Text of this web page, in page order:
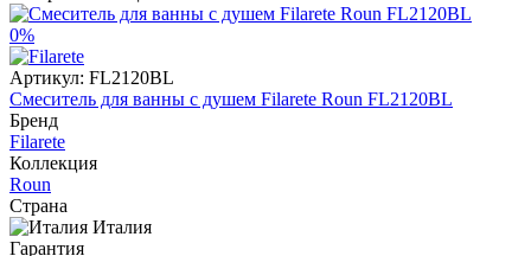
0%
Артикул: FL2120BL
Смеситель для ванны с душем Filarete Roun FL2120BL
Бренд
Filarete
Коллекция
Roun
Страна
Италия
Гарантия